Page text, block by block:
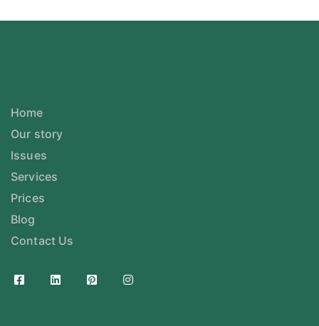
Home
Our story
Issues
Services
Prices
Blog
Contact Us